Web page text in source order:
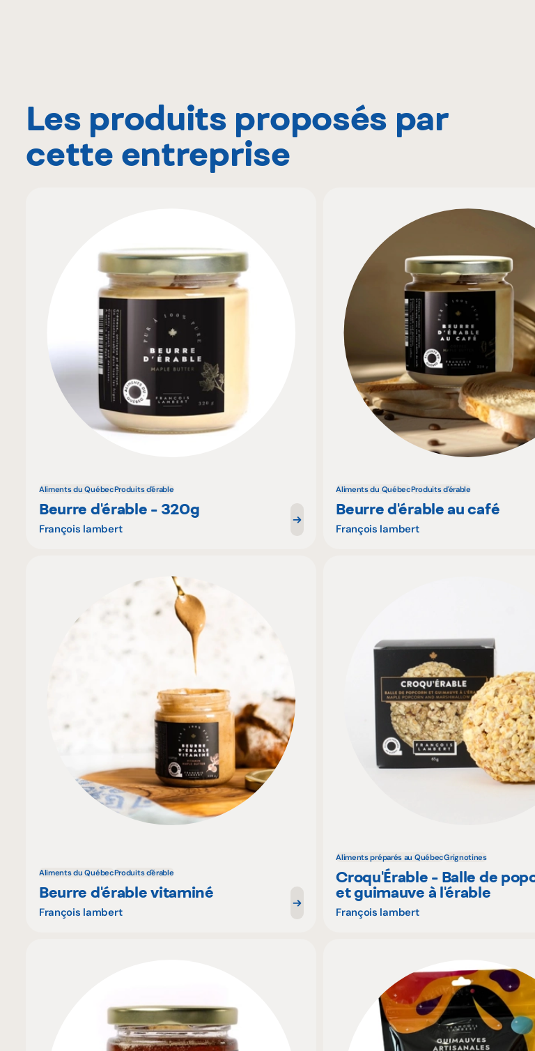
Les produits proposés par
cette entreprise
Aliments du QuébecProduits d'érable
Beurre d'érable - 320g
François lambert
Aliments du QuébecProduits d'érable
Beurre d'érable au café
François lambert
Aliments du QuébecProduits d'érable
Beurre d'érable vitaminé
François lambert
Aliments préparés au QuébecGrignotines
Croqu'Érable - Balle de
et guimauve à l'érable
François lambert